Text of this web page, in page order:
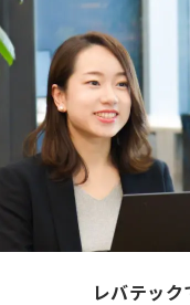
レバテッ